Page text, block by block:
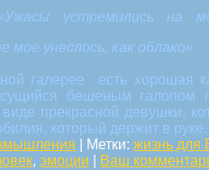
устремились на
мое унеслось, как облако»
галерее есть хорошая
бешеным галопом
виде прекрасной девушки,
который держит в
Метки:жизнь для
,эмоции Ваш